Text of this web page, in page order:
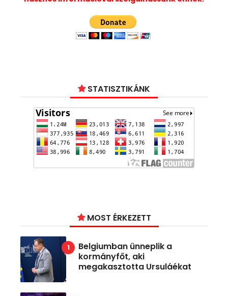
STATISZTIKÁNK
MOST ÉRKEZETT
Belgiumban ünneplik a
kormányfőt, aki
megakasztotta Ursuláékat